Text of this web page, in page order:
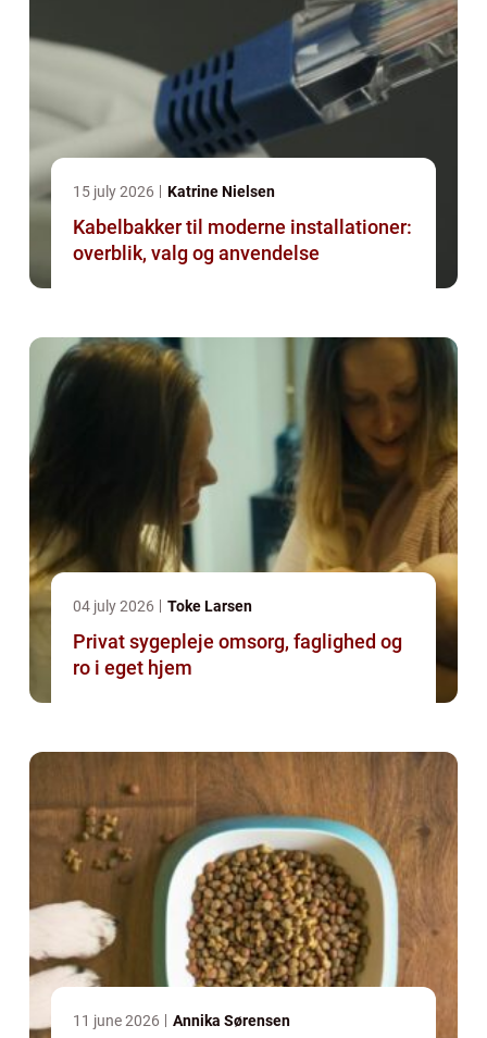
15 july 2026 Katrine Nielsen
Kabelbakker til moderne installationer:
overblik, valg og anvendelse
04 july 2026 Toke Larsen
Privat sygepleje omsorg, faglighed og
ro i eget hjem
11 june 2026 Annika Sørensen